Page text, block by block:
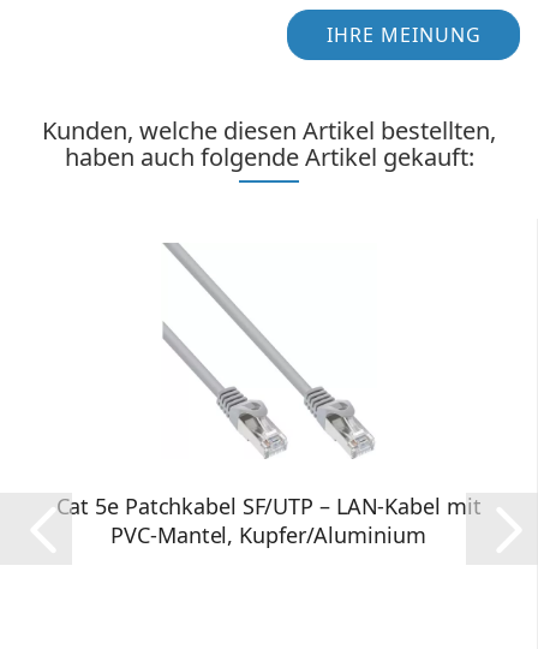
IHRE MEINUNG
Kunden, welche diesen Artikel bestellten,
haben auch folgende Artikel gekauft:
Cat 5e Patchkabel SF/UTP – LAN-Kabel mit
PVC-Mantel, Kupfer/Aluminium